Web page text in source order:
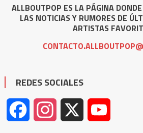
ALLBOUTPOP ES LA PÁGINA
LAS NOTICIAS Y RUMORES DE
ARTISTAS
REDES SOCIALES
Facebook Instagram